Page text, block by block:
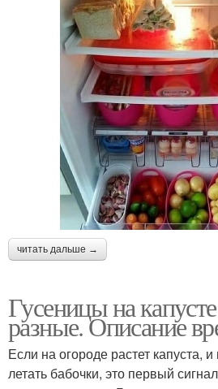
читать дальше →
Гусеницы на
разные. Описание
Если на огороде растет капуста,
летать бабочки, это первый